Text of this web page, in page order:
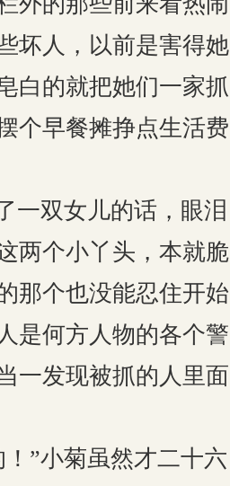
坏人，以前是害得她
白的就把她们一家抓
个早餐摊挣点生活费
一双女儿的话，眼泪
两个小丫头，本就脆
那个也没能忍住开始
是何方人物的各个警
一发现被抓的人里面
”小菊虽然才二十六